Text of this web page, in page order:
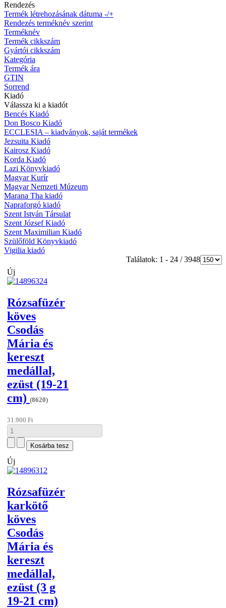
Rendezés
Termék létrehozásának dátuma -/+
Rendezés terméknév szerint
Terméknév
Termék cikkszám
Gyártói cikkszám
Kategória
Termék ára
GTIN
Sorrend
Kiadó
Válassza ki a kiadót
Bencés Kiadó
Don Bosco Kiadó
ECCLESIA – kiadványok, saját termékek
Jezsuita Kiadó
Kairosz Kiadó
Korda Kiadó
Lazi Könyvkiadó
Magyar Kurír
Magyar Nemzeti Múzeum
Marana Tha kiadó
Napraforgó kiadó
Szent István Társulat
Szent József Kiadó
Szent Maximilian Kiadó
Szülőföld Könyvkiadó
Vigilia kiadó
Találatok: 1 - 24 / 3948
Új
Rózsafüzér
köves
Csodás
Mária és
kereszt
medállal,
ezüst (19-21
cm) (8620)
31.900 Ft
Új
Rózsafüzér
karkötő
köves
Csodás
Mária és
kereszt
medállal,
ezüst (3 g
19-21 cm)